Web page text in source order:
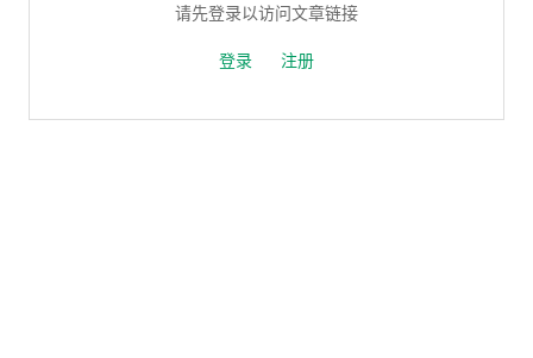
请先登录以访问文章链接
登录 注册